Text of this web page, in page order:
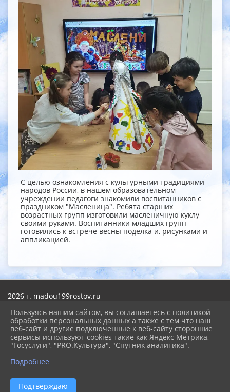
С целью ознакомления с культурными традициями
народов России, в нашем образовательном
учреждении педагоги знакомили воспитанников с
праздником "Масленица". Ребята старших
возрастных групп изготовили масленичную куклу
своими руками. Воспитанники младших групп
готовились к встрече весны поделка и, рисунками и
аппликацией.
2026 г. madou199rostov.ru
Карта сайта
Политика обработки персональных данных
Сделано на KubCMS
Разработка и поддержка
Пользуясь нашим сайтом, вы соглашаетесь с политикой
обработки персональных данных а также с тем что наш
веб-сайт и другие подключенные к веб-сайту сторонние
сервисы используют cookies такие как Яндекс Метрика,
"Госуслуги", "PRO.Культура", "Спутник аналитика".
Подробнее
Подтверждаю